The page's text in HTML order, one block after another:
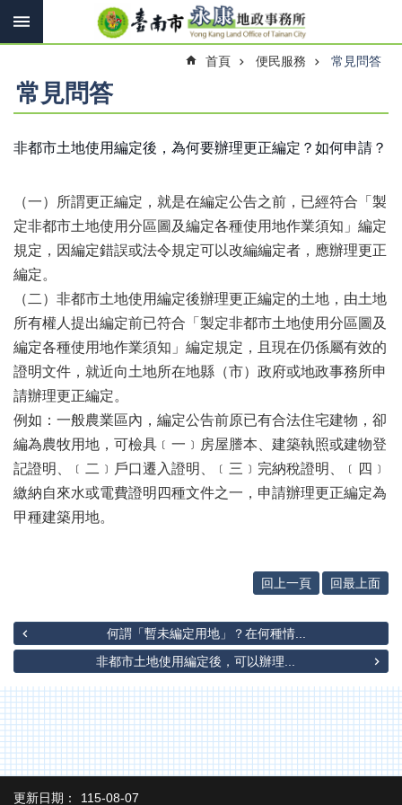
跳到主要內容區塊
搜
搜
尋
快
報
機
關
簡
介
線
上
申
辦
與
查
詢
便
民
交
流
載
專
區
主
首頁 便民服務 常見問答
常見問答
非都市土地使用編定後，為何要辦理更正編定？如何申請？
（一）所謂更正編定，就是在編定公告之前，已經符合「製
定非都市土地使用分區圖及編定各種使用地作業須知」編定
規定，因編定錯誤或法令規定可以改編編定者，應辦理更正
編定。
（二）非都市土地使用編定後辦理更正編定的土地，由土地
所有權人提出編定前已符合「製定非都市土地使用分區圖及
編定各種使用地作業須知」編定規定，且現在仍係屬有效的
證明文件，就近向土地所在地縣（市）政府或地政事務所申
請辦理更正編定。
例如：一般農業區內，編定公告前原已有合法住宅建物，卻
編為農牧用地，可檢具﹝一﹞房屋謄本、建築執照或建物登
記證明、﹝二﹞戶口遷入證明、﹝三﹞完納稅證明、﹝四﹞
繳納自來水或電費證明四種文件之一，申請辦理更正編定為
甲種建築用地。
回上一頁 回最上面
何謂「暫未編定用地」？在何種情...
非都市土地使用編定後，可以辦理...
更新日期： 115-08-07